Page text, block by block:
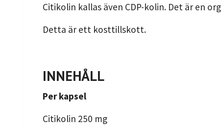
Citikolin kallas även CDP-kolin. Det är en
Detta är ett kosttillskott.
INNEHÅLL
Per kapsel
Citikolin 250 mg